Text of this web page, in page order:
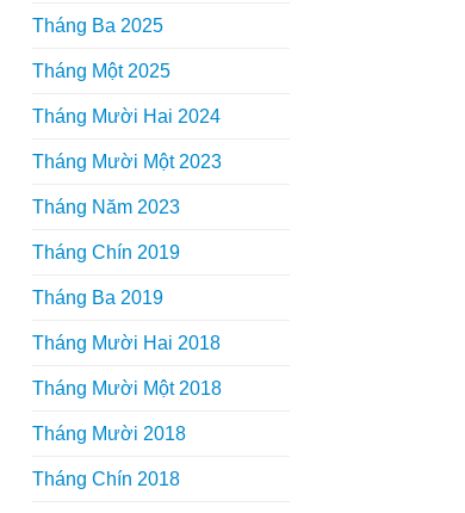
Tháng Ba 2025
Tháng Một 2025
Tháng Mười Hai 2024
Tháng Mười Một 2023
Tháng Năm 2023
Tháng Chín 2019
Tháng Ba 2019
Tháng Mười Hai 2018
Tháng Mười Một 2018
Tháng Mười 2018
Tháng Chín 2018